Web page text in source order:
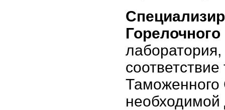
Горелочного
Таможенного
необходимой